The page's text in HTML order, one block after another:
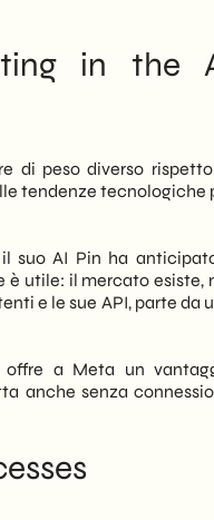
in the
di peso diverso
tendenze tecnologiche
suo AI Pin ha
utile: il mercato esiste,
e le sue API, parte da
a Meta un
anche senza